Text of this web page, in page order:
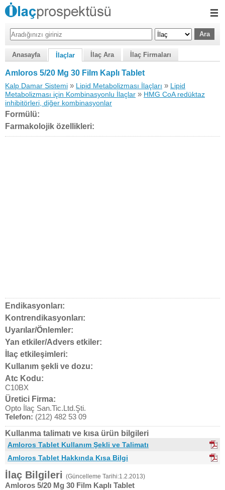
Anasayfa İlaçlar İlaç Ara İlaç Firmaları
Amloros 5/20 Mg 30 Film Kaplı Tablet
Kalp Damar Sistemi » Lipid Metabolizması İlaçları » Lipid
Metabolizması için Kombinasyonlu İlaçlar » HMG CoA redüktaz
inhibitörleri, diğer kombinasyonlar
Formülü:
Farmakolojik özellikleri:
Endikasyonları:
Kontrendikasyonları:
Uyarılar/Önlemler:
Yan etkiler/Advers etkiler:
İlaç etkileşimleri:
Kullanım şekli ve dozu:
Atc Kodu:
C10BX
Üretici Firma:
Opto İlaç San.Tic.Ltd.Şti.
Telefon: (212) 482 53 09
Kullanma talimatı ve kısa ürün bilgileri
Amloros Tablet Kullanım Şekli ve Talimatı
Amloros Tablet Hakkında Kısa Bilgi
İlaç Bilgileri (Güncelleme Tarihi:1.2.2013)
Amloros 5/20 Mg 30 Film Kaplı Tablet